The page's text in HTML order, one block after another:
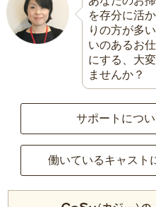
を存分に活
りの方が多
いのあるお
にする、大
ませんか？
サポートにつ
働いているキャスト